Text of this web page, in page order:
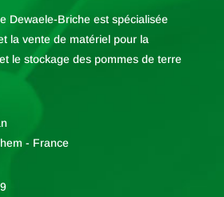
Dewaele-Briche est spécialisée
la vente de matériel pour la
le stockage des pommes de terre
- France